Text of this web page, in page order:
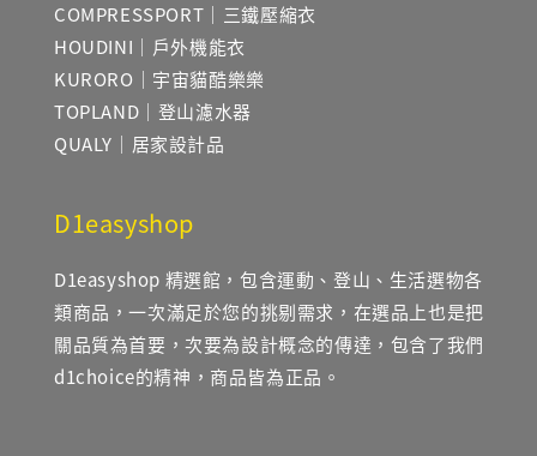
COMPRESSPORT｜三鐵壓縮衣
HOUDINI｜戶外機能衣
KURORO｜宇宙貓酷樂樂
TOPLAND｜登山濾水器
QUALY｜居家設計品
D1easyshop
D1easyshop 精選館，包含運動、登山、生活選物各
類商品，一次滿足於您的挑剔需求，在選品上也是把
關品質為首要，次要為設計概念的傳達，包含了我們
d1choice的精神，商品皆為正品。